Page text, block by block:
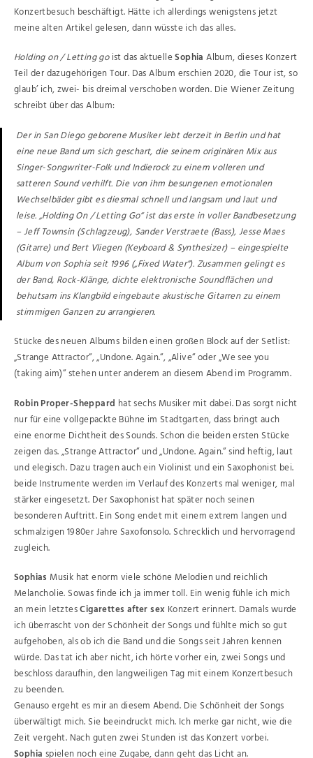
Konzertbesuch beschäftigt. Hätte ich allerdings wenigstens jetzt
meine alten Artikel gelesen, dann wüsste ich das alles.
Holding on / Letting goist das aktuelleSophiaAlbum, dieses Konzert
Teil der dazugehörigen Tour. Das Album erschien 2020, die Tour ist, so
glaub’ ich, zwei- bis dreimal verschoben worden. Die Wiener Zeitung
schreibt über das Album:
Der in San Diego geborene Musiker lebt derzeit in Berlin und hat
eine neue Band um sich geschart, die seinem originären Mix aus
Singer-Songwriter-Folk und Indierock zu einem volleren und
satteren Sound verhilft. Die von ihm besungenen emotionalen
Wechselbäder gibt es diesmal schnell und langsam und laut und
leise. „Holding On / Letting Go“ ist das erste in voller Bandbesetzung
– Jeff Townsin (Schlagzeug), Sander Verstraete (Bass), Jesse Maes
(Gitarre) und Bert Vliegen (Keyboard & Synthesizer) – eingespielte
Album von Sophia seit 1996 („Fixed Water“). Zusammen gelingt es
der Band, Rock-Klänge, dichte elektronische Soundflächen und
behutsam ins Klangbild eingebaute akustische Gitarren zu einem
stimmigen Ganzen zu arrangieren.
Stücke des neuen Albums bilden einen großen Block auf der Setlist:
„Strange Attractor“, „Undone. Again.“, „Alive“ oder „We see you
(taking aim)“ stehen unter anderem an diesem Abend im Programm.
Robin Proper-Sheppard hat sechs Musiker mit dabei. Das sorgt nicht
nur für eine vollgepackte Bühne im Stadtgarten, dass bringt auch
eine enorme Dichtheit des Sounds. Schon die beiden ersten Stücke
zeigen das. „Strange Attractor“ und „Undone. Again.“ sind heftig, laut
und elegisch. Dazu tragen auch ein Violinist und ein Saxophonist bei.
beide Instrumente werden im Verlauf des Konzerts mal weniger, mal
stärker eingesetzt. Der Saxophonist hat später noch seinen
besonderen Auftritt. Ein Song endet mit einem extrem langen und
schmalzigen 1980er Jahre Saxofonsolo. Schrecklich und hervorragend
zugleich.
Sophias Musik hat enorm viele schöne Melodien und reichlich
Melancholie. Sowas finde ich ja immer toll. Ein wenig fühle ich mich
an mein letztesCigarettes after sex Konzert erinnert. Damals wurde
ich überrascht von der Schönheit der Songs und fühlte mich so gut
aufgehoben, als ob ich die Band und die Songs seit Jahren kennen
würde. Das tat ich aber nicht, ich hörte vorher ein, zwei Songs und
beschloss daraufhin, den langweiligen Tag mit einem Konzertbesuch
zu beenden.
Genauso ergeht es mir an diesem Abend. Die Schönheit der Songs
überwältigt mich. Sie beeindruckt mich. Ich merke gar nicht, wie die
Zeit vergeht. Nach guten zwei Stunden ist das Konzert vorbei.
Sophia spielen noch eine Zugabe, dann geht das Licht an.